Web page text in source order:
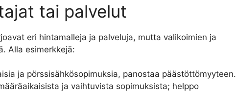
tai palvelut
eri hintamalleja ja palveluja, mutta valikoimien ja
Alla esimerkkejä:
ja pörssisähkösopimuksia, panostaa päästöttömyyteen.
ja vaihtuvista sopimuksista; helppo